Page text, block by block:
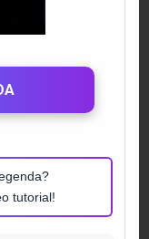
tutorial!